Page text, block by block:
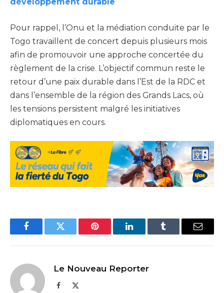
développement durable
Pour rappel, l’Onu et la médiation conduite par le
Togo travaillent de concert depuis plusieurs mois
afin de promouvoir une approche concertée du
règlement de la crise. L’objectif commun reste le
retour d’une paix durable dans l’Est de la RDC et
dans l’ensemble de la région des Grands Lacs, où
les tensions persistent malgré les initiatives
diplomatiques en cours.
FacebookTwitter Pinterest LinkedInTumblr Email
Le Nouveau Reporter
Facebook